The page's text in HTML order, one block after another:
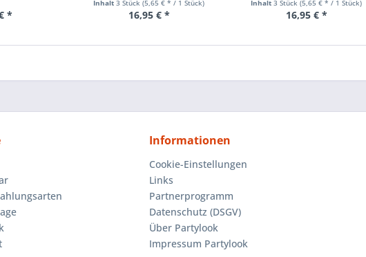
*
Inhalt3 Stück(5,65 € * / 1 Stück)
16,95 € *
Inhalt3 Stück(5,65 € * / 1 Stück)
16,95 € *
Informationen
Cookie-Einstellungen
Links
Partnerprogramm
Datenschutz (DSGV)
Über Partylook
Impressum Partylook